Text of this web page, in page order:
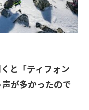
と「ティフォン
が多かったので